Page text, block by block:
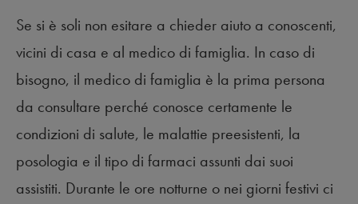
Se si è soli non esitare a chieder aiuto a conoscenti,
vicini di casa e al medico di famiglia. In caso di
bisogno, il medico di famiglia è la prima persona
da consultare perché conosce certamente le
condizioni di salute, le malattie preesistenti, la
posologia e il tipo di farmaci assunti dai suoi
assistiti. Durante le ore notturne o nei giorni festivi ci